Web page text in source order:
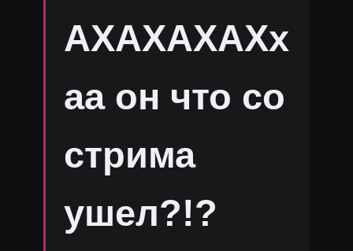
АХАХАХАХх
аа он что со
стрима
ушел?!?